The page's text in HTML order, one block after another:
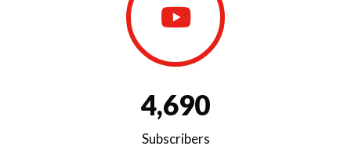
4,690
Subscribers